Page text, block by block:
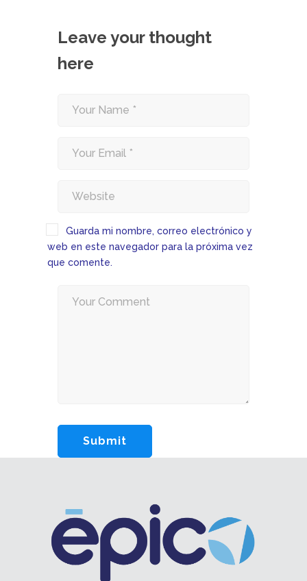
Leave your thought
here
Guarda mi nombre, correo electrónico y
web en este navegador para la próxima vez
que comente.